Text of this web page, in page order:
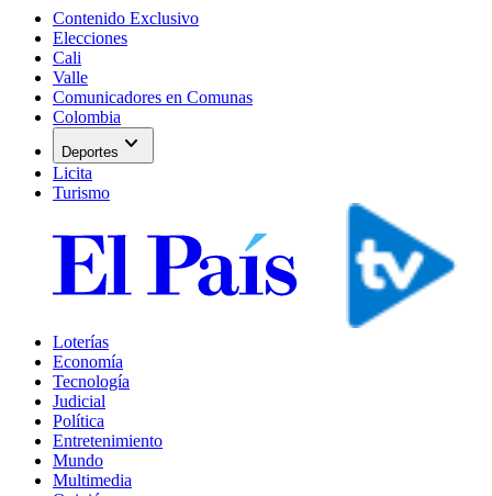
Contenido Exclusivo
Elecciones
Cali
Valle
Comunicadores en Comunas
Colombia
Deportes expand_more
Licita
Turismo
Loterías
Economía
Tecnología
Judicial
Política
Entretenimiento
Mundo
Multimedia